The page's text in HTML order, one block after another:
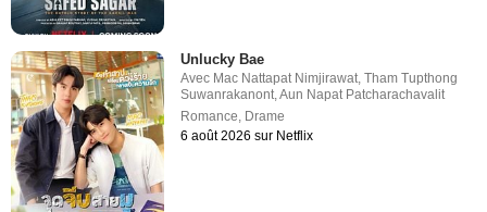
Unlucky Bae
Avec Mac Nattapat Nimjirawat,Tham Tupthong
Suwanrakanont,Aun Napat Patcharachavalit
Romance, Drame
6 août 2026 sur Netflix